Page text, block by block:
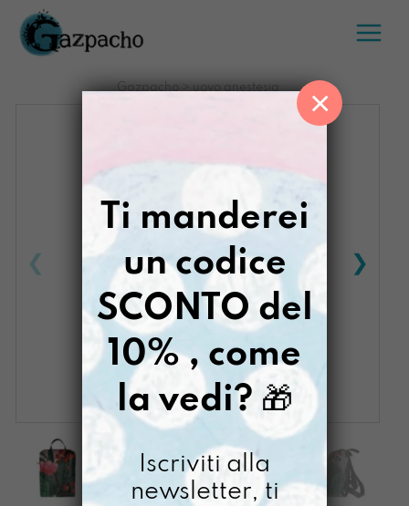
Salta
contenuto
Gazpacho> uovo anestesia
Ti manderei
un codice
SCONTO del
10% , come
la vedi? 🎁
Iscriviti alla
newsletter, ti
×